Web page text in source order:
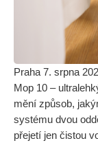
Praha 7. srpna
Mop 10 –
mění způsob,
systému dvou
přejetí jen čistou